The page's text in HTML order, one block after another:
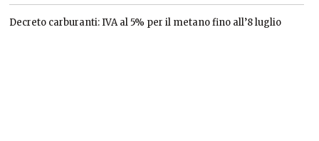
Decreto carburanti: IVA al 5% per il metano fino all’8 luglio